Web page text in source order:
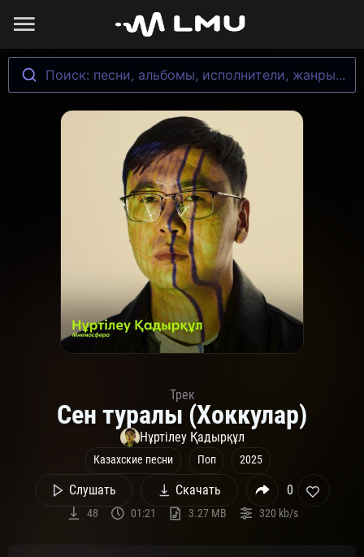
Поиск: песни, альбомы, исполнители, жанры...
Трек
Сен туралы (Хоккулар)
Нұртілеу Қадырқұл
Казахские песни Поп 2025
Слушать Скачать 0
48 01:21 3.27 MB 320 kb/s